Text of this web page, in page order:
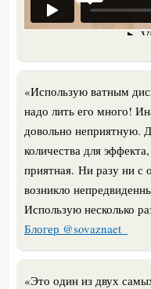
«Использую ватным
надо лить его много!
довольно неприятную.
количества для
приятная. Ни разу ни с
возникло
Использую несколько
Блогер @sovaznaet_
«Это один из двух